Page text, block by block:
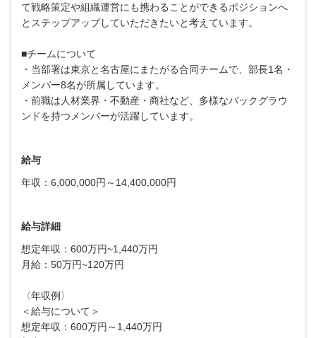
て戦略策定や組織運営にも携わることができるポジションへ
とステップアップしていただきたいと考えています。
■チームについて
・当部署は東京と名古屋にまたがる合同チームで、部長1名・
メンバー8名が所属しています。
・前職は人材業界・不動産・商社など、多様なバックグラウ
ンドを持つメンバーが活躍しています。
給与
年収：6,000,000円～14,400,000円
給与詳細
想定年収：600万円~1,440万円
月給：50万円~120万円
〈年収例〉
＜給与について＞
想定年収：600万円～1,440万円